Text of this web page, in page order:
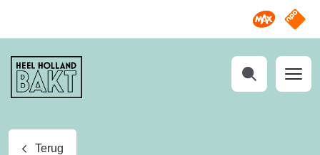
Omroep
NPO
Heel
Holland
Bakt
Terug